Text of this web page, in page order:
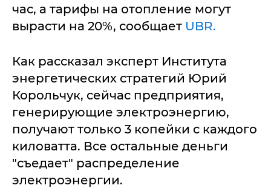
час, а тарифы на отопление могут
вырасти на 20%, сообщает UBR.
Как рассказал эксперт Института
энергетических стратегий Юрий
Корольчук, сейчас предприятия,
генерирующие электроэнергию,
получают только 3 копейки с каждого
киловатта. Все остальные деньги
"съедает" распределение
электроэнергии.